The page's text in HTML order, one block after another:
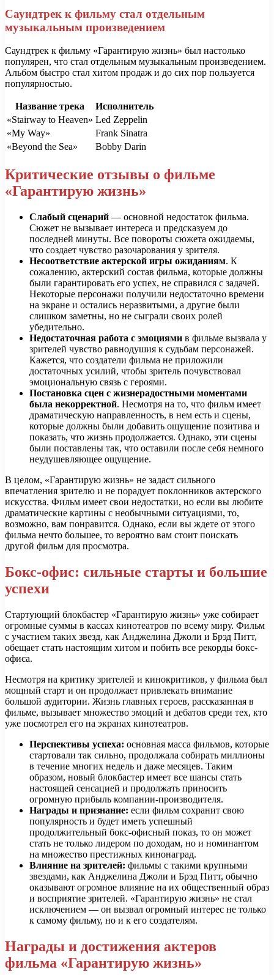
Саундтрек к фильму стал отдельным
музыкальным произведением
Саундтрек к фильму «Гарантирую жизнь» был настолько
популярен, что стал отдельным музыкальным произведением.
Альбом быстро стал хитом продаж и до сих пор пользуется
популярностью.
Название трека
Исполнитель
«Stairway to Heaven» Led Zeppelin
«My Way»
Frank Sinatra
«Beyond the Sea»
Bobby Darin
Критические отзывы о фильме
«Гарантирую жизнь»
Слабый сценарий — основной недостаток фильма.
Сюжет не вызывает интереса и предсказуем до
последней минуты. Все повороты сюжета ожидаемы,
что создает чувство разочарования у зрителя.
Несоответствие актерской игры ожиданиям. К
сожалению, актерский состав фильма, которые должны
были гарантировать его успех, не справился с задачей.
Некоторые персонажи получили недостаточно времени
на экране и остались неразвитыми, а другие были
слишком заметны, но не сыграли своих ролей
убедительно.
Недостаточная работа с эмоциями в фильме вызвала у
зрителей чувство равнодушия к судьбам персонажей.
Кажется, что создатели фильма не приложили
достаточных усилий, чтобы зритель почувствовал
эмоциональную связь с героями.
Постановка сцен с жизнерадостными моментами
была некорректной. Несмотря на то, что фильм имеет
драматическую направленность, в нем есть и сцены,
которые должны были добавить ощущение позитива и
показать, что жизнь продолжается. Однако, эти сцены
были поставлены так, что оставили после себя немного
неудушевляющее ощущение.
В целом, «Гарантирую жизнь» не задаст сильного
впечатления зрителю и не порадует поклонников актерского
искусства. Фильм имеет свои недостатки, но если вы любите
драматические картины с необычными ситуациями, то,
возможно, вам понравится. Однако, если вы ждете от этого
фильма нечто большее, то вероятно вам стоит поискать
другой фильм для просмотра.
Бокс-офис: сильные старты и большие
успехи
Стартующий блокбастер «Гарантирую жизнь» уже собирает
огромные суммы в кассах кинотеатров по всему миру. Фильм
с участием таких звезд, как Анджелина Джоли и Брэд Питт,
обещает стать настоящим хитом и побить все рекорды бокс-
офиса.
Несмотря на критику зрителей и кинокритиков, у фильма был
мощный старт и он продолжает привлекать внимание
большой аудитории. Жизнь главных героев, рассказанная в
фильме, вызывает множество эмоций и дебатов среди тех, кто
уже посмотрел его на экранах кинотеатров.
Перспективы успеха: основная масса фильмов, которые
стартовали так сильно, продолжала собирать миллионы
в течение многих недель и даже месяцев. Таким
образом, новый блокбастер имеет все шансы стать
настоящей сенсацией и продолжать приносить
огромную прибыль компании-производителя.
Награды и признание: если фильм сохранит свою
популярность и будет иметь успешный
продолжительный бокс-офисный показ, то он может
стать не только лидером по доходам, но и номинантом
на множество престижных кинонаград.
Влияние на зрителей: фильмы с такими крупными
звездами, как Анджелина Джоли и Брэд Питт, обычно
оказывают огромное влияние на их общественный образ
и восприятие зрителей. «Гарантирую жизнь» не стал
исключением — он вызвал огромный интерес не только
к самому фильму, но и к его создателям.
Награды и достижения актеров
фильма «Гарантирую жизнь»